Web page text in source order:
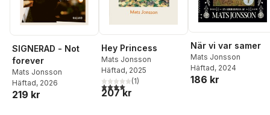
SIGNERAD - Not
forever
Mats Jonsson
Häftad, 2026
219 kr
Hey Princess
Mats Jonsson
Häftad, 2025
4,0utav 5 stjärnor. Totalt antal röster:
(1)
207 kr
När vi var samer
Mats Jonsson
Häftad, 2024
186 kr